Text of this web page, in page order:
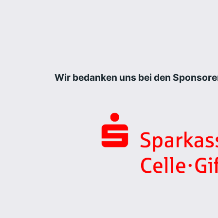
Wir bedanken uns bei den